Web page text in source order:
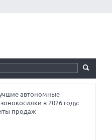
автономные
в 2026 году:
продаж